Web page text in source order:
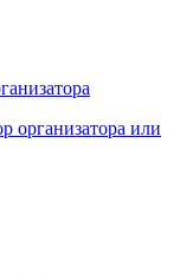
организатора или